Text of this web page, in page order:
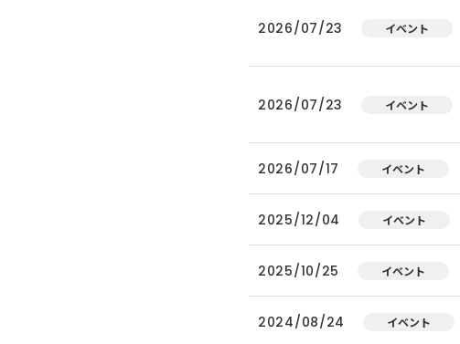
2026/07/23 イベント
2026/07/23 イベント
2026/07/17 イベント
2025/12/04 イベント
2025/10/25 イベント
2024/08/24 イベント